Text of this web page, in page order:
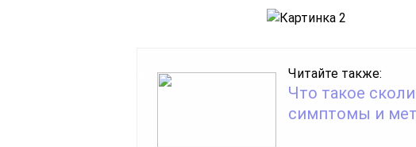
Читайте также:
Что такое
симптомы и